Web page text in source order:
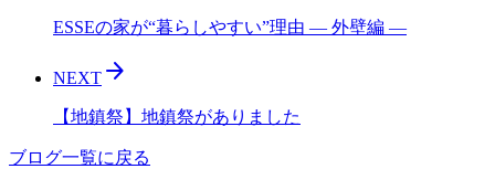
ESSEの家が“暮らしやすい”理由 ― 外壁編 ―
NEXT arrow_forward
【地鎮祭】地鎮祭がありました
ブログ一覧に戻る